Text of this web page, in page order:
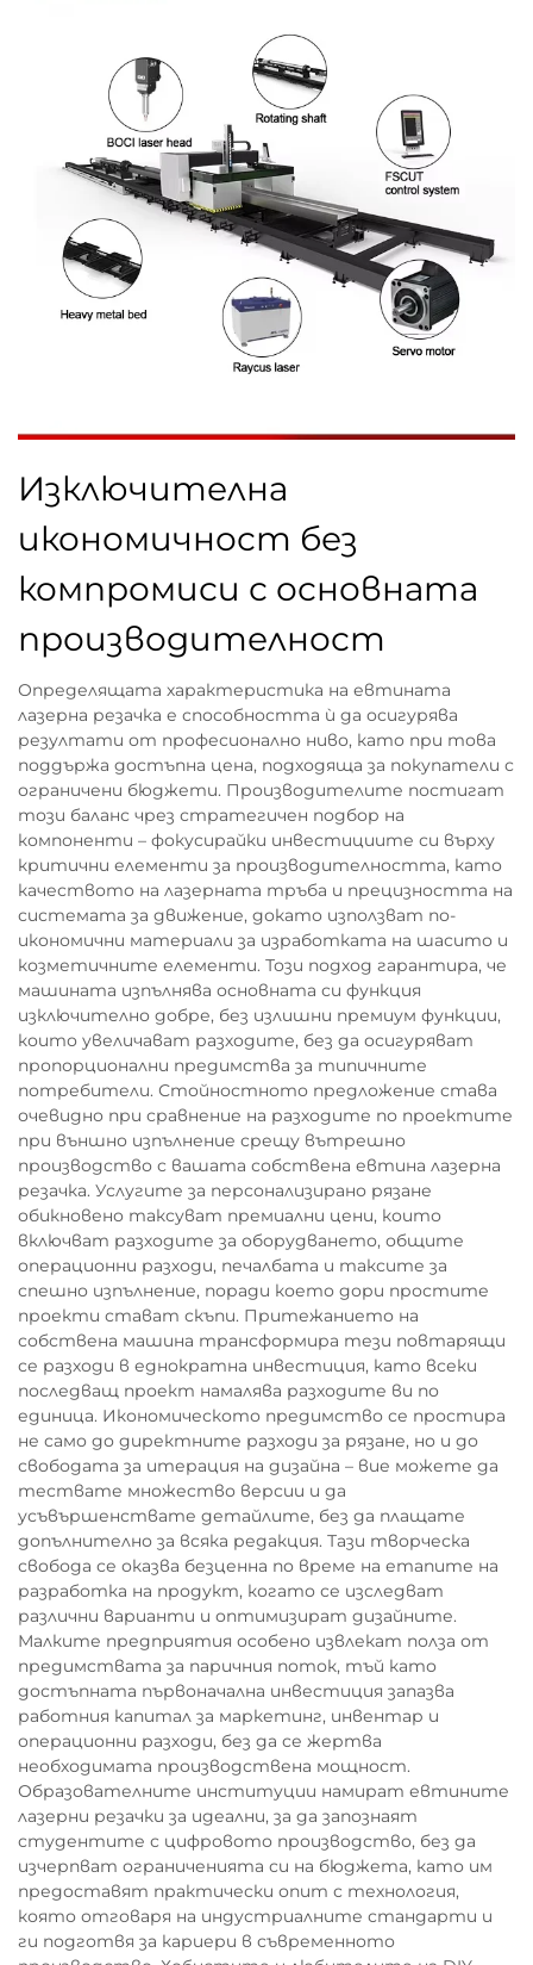
Изключителна
икономичност без
компромиси с основната
производителност
Определящата характеристика на евтината
лазерна резачка е способността ѝ да осигурява
резултати от професионално ниво, като при това
поддържа достъпна цена, подходяща за покупатели с
ограничени бюджети. Производителите постигат
този баланс чрез стратегичен подбор на
компоненти – фокусирайки инвестициите си върху
критични елементи за производителността, като
качеството на лазерната тръба и прецизността на
системата за движение, докато използват по-
икономични материали за изработката на шасито и
козметичните елементи. Този подход гарантира, че
машината изпълнява основната си функция
изключително добре, без излишни премиум функции,
които увеличават разходите, без да осигуряват
пропорционални предимства за типичните
потребители. Стойностното предложение става
очевидно при сравнение на разходите по проектите
при външно изпълнение срещу вътрешно
производство с вашата собствена евтина лазерна
резачка. Услугите за персонализирано рязане
обикновено таксуват премиални цени, които
включват разходите за оборудването, общите
операционни разходи, печалбата и таксите за
спешно изпълнение, поради което дори простите
проекти стават скъпи. Притежанието на
собствена машина трансформира тези повтарящи
се разходи в еднократна инвестиция, като всеки
последващ проект намалява разходите ви по
единица. Икономическото предимство се простира
не само до директните разходи за рязане, но и до
свободата за итерация на дизайна – вие можете да
тествате множество версии и да
усъвършенствате детайлите, без да плащате
допълнително за всяка редакция. Тази творческа
свобода се оказва безценна по време на етапите на
разработка на продукт, когато се изследват
различни варианти и оптимизират дизайните.
Малките предприятия особено извлекат полза от
предимствата за паричния поток, тъй като
достъпната първоначална инвестиция запазва
работния капитал за маркетинг, инвентар и
операционни разходи, без да се жертва
необходимата производствена мощност.
Образователните институции намират евтините
лазерни резачки за идеални, за да запознаят
студентите с цифровото производство, без да
изчерпват ограниченията си на бюджета, като им
предоставят практически опит с технология,
която отговаря на индустриалните стандарти и
ги подготвя за кариери в съвременното